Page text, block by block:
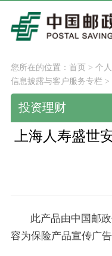
您所在的位置： 首页> 个
信息披露与客户服务专栏 >
投资理财
上海人寿盛世
此产品由中国邮
容为保险产品宣传广告